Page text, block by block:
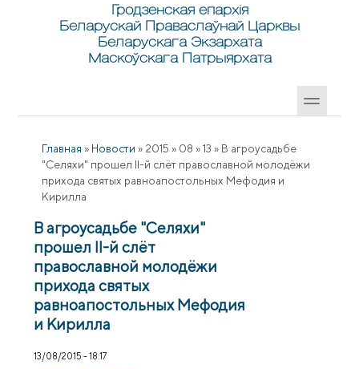
Гродзенская епархія
Беларускай Праваслаўнай Царквы
Беларускага Экзархата
Маскоўскага Патрыярхата
Главная » Новости » 2015 » 08 » 13 » В агроусадьбе
"Селяхи" прошел II-й слёт православной молодёжи
прихода святых равноапостольных Мефодия и
Кирилла
В агроусадьбе "Селяхи"
прошел II-й слёт
православной молодёжи
прихода святых
равноапостольных Мефодия
и Кирилла
13/08/2015 - 18:17